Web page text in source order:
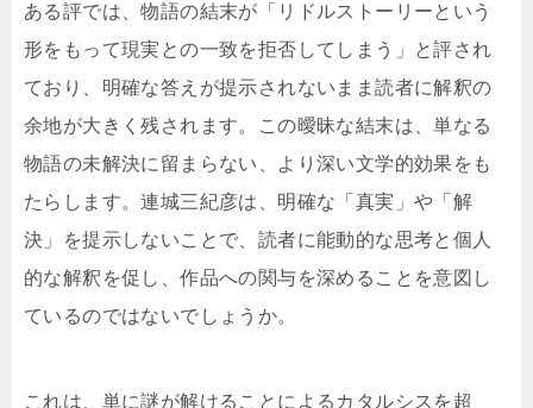
ある評では、物語の結末が「リドルストーリーという
形をもって現実との一致を拒否してしまう」と評され
ており、明確な答えが提示されないまま読者に解釈の
余地が大きく残されます。この曖昧な結末は、単なる
物語の未解決に留まらない、より深い文学的効果をも
たらします。連城三紀彦は、明確な「真実」や「解
決」を提示しないことで、読者に能動的な思考と個人
的な解釈を促し、作品への関与を深めることを意図し
ているのではないでしょうか。
これは、単に謎が解けることによるカタルシスを超